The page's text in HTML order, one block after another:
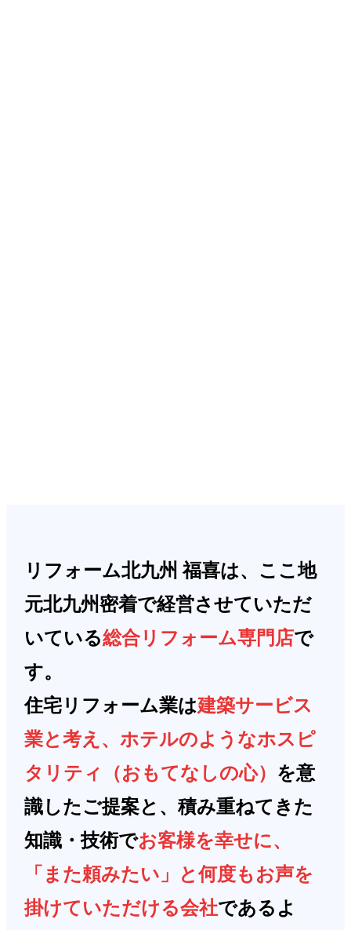
リフォーム北九州 福喜は、ここ地
元北九州密着で経営させていただ
いている総合リフォーム専門店で
す。
住宅リフォーム業は建築サービス
業と考え、ホテルのようなホスピ
タリティ（おもてなしの心） を意
識したご提案と、積み重ねてきた
知識・技術でお客様を幸せに、
「また頼みたい」と何度もお声を
掛けていただける会社であるよ